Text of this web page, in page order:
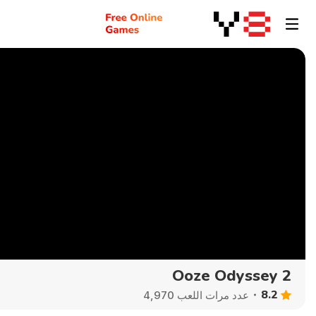
Ooze Odyssey 2
8.2 عدد مرات اللعب 4,970